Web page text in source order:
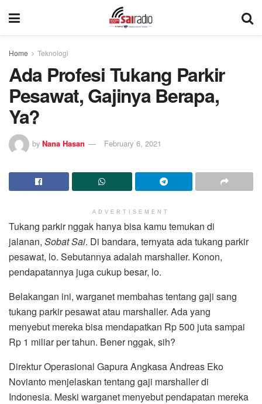
Home Teknologi
Ada Profesi Tukang Parkir
Pesawat, Gajinya Berapa,
Ya?
by Nana Hasan February 6, 2021
ADVERTISEMENT
Tukang parkir nggak hanya bisa kamu temukan di
jalanan, Sobat Sai. Di bandara, ternyata ada tukang parkir
pesawat, lo. Sebutannya adalah marshaller. Konon,
pendapatannya juga cukup besar, lo.
Belakangan ini, warganet membahas tentang gaji sang
tukang parkir pesawat atau marshaller. Ada yang
menyebut mereka bisa mendapatkan Rp 500 juta sampai
Rp 1 miliar per tahun. Bener nggak, sih?
Direktur Operasional Gapura Angkasa Andreas Eko
Novianto menjelaskan tentang gaji marshaller di
Indonesia. Meski warganet menyebut pendapatan mereka